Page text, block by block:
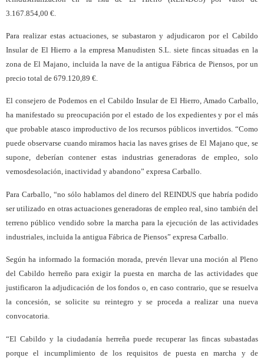
3.167.854,00 €.
Para realizar estas actuaciones, se subastaron y adjudicaron por el Cabildo
Insular de El Hierro a la empresa Manudisten S.L. siete fincas situadas en la
zona de El Majano, incluida la nave de la antigua Fábrica de Piensos, por un
precio total de 679.120,89 €.
El consejero de Podemos en el Cabildo Insular de El Hierro, Amado Carballo,
ha manifestado su preocupación por el estado de los expedientes y por el más
que probable atasco improductivo de los recursos públicos invertidos. “Como
puede observarse cuando miramos hacia las naves grises de El Majano que, se
supone, deberían contener estas industrias generadoras de empleo, solo
vemosdesolación, inactividad y abandono” expresa Carballo.
Para Carballo, “no sólo hablamos del dinero del REINDUS que habría podido
ser utilizado en otras actuaciones generadoras de empleo real, sino también del
terreno público vendido sobre la marcha para la ejecución de las actividades
industriales, incluida la antigua Fábrica de Piensos” expresa Carballo.
Según ha informado la formación morada, prevén llevar una moción al Pleno
del Cabildo herreño para exigir la puesta en marcha de las actividades que
justificaron la adjudicación de los fondos o, en caso contrario, que se resuelva
la concesión, se solicite su reintegro y se proceda a realizar una nueva
convocatoria.
“El Cabildo y la ciudadanía herreña puede recuperar las fincas subastadas
porque el incumplimiento de los requisitos de puesta en marcha y de